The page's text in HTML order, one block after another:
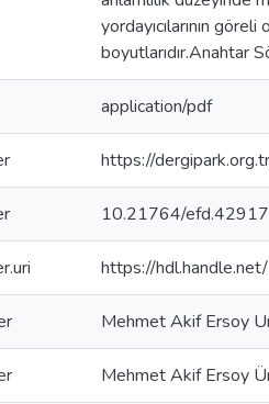
yordayıcılarının
boyutlarıdır.Anahtar
application/pdf
https://
10.21764/efd.42917
https://
Mehmet Akif Ersoy
Mehmet Akif Ersoy